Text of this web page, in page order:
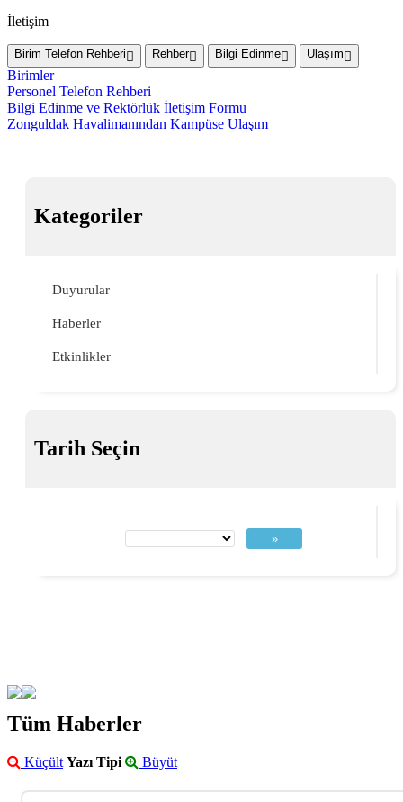
İletişim
Birim Telefon Rehberi Rehber Bilgi Edinme Ulaşım
Birimler
Personel Telefon Rehberi
Bilgi Edinme ve Rektörlük İletişim Formu
Zonguldak Havalimanından Kampüse Ulaşım
Kategoriler
Duyurular
Haberler
Etkinlikler
Tarih Seçin
»
Tüm Haberler
Küçült Yazı Tipi Büyüt